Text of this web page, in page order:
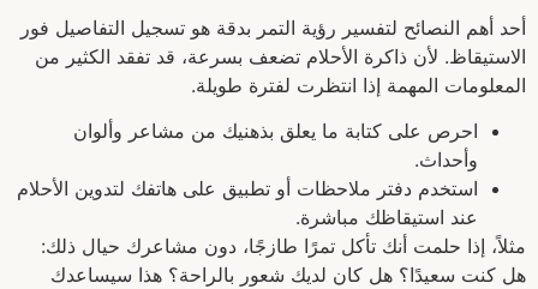
أحد أهم النصائح لتفسير رؤية التمر بدقة هو تسجيل التفاصيل فور
الاستيقاظ. لأن ذاكرة الأحلام تضعف بسرعة، قد تفقد الكثير من
المعلومات المهمة إذا انتظرت لفترة طويلة.
احرص على كتابة ما يعلق بذهنيك من مشاعر وألوان
وأحداث.
استخدم دفتر ملاحظات أو تطبيق على هاتفك لتدوين الأحلام
عند استيقاظك مباشرة.
مثلاً، إذا حلمت أنك تأكل تمرًا طازجًا، دون مشاعرك حيال ذلك:
هل كنت سعيدًا؟ هل كان لديك شعور بالراحة؟ هذا سيساعدك